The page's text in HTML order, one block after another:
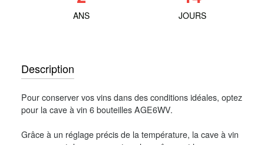
ANS JOURS
Description
Pour conserver vos vins dans des conditions idéales, optez
pour la cave à vin 6 bouteilles AGE6WV.
Grâce à un réglage précis de la température, la cave à vin